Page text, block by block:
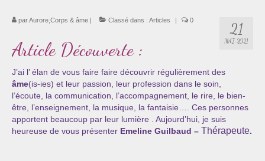
La Numérologie Créative
Initiation à la Numérologie
Témoignages Initiation à la Numérologie
LMMA – EMDR
21
MAI 2021
parAurore,Corps & âme | Classé dans : Articles | 0
Article Découverte :
J’ai l’ élan de vous faire faire découvrir régulièrement des
âme(is-ies) et leur passion, leur profession dans le soin,
l’écoute, la communication, l’accompagnement, le rire, le bien-
être, l’enseignement, la musique, la fantaisie…. Ces personnes
apportent beaucoup par leur lumière . Aujourd’hui, je suis
heureuse de vous présenter Emeline Guilbaud – Thérapeute.